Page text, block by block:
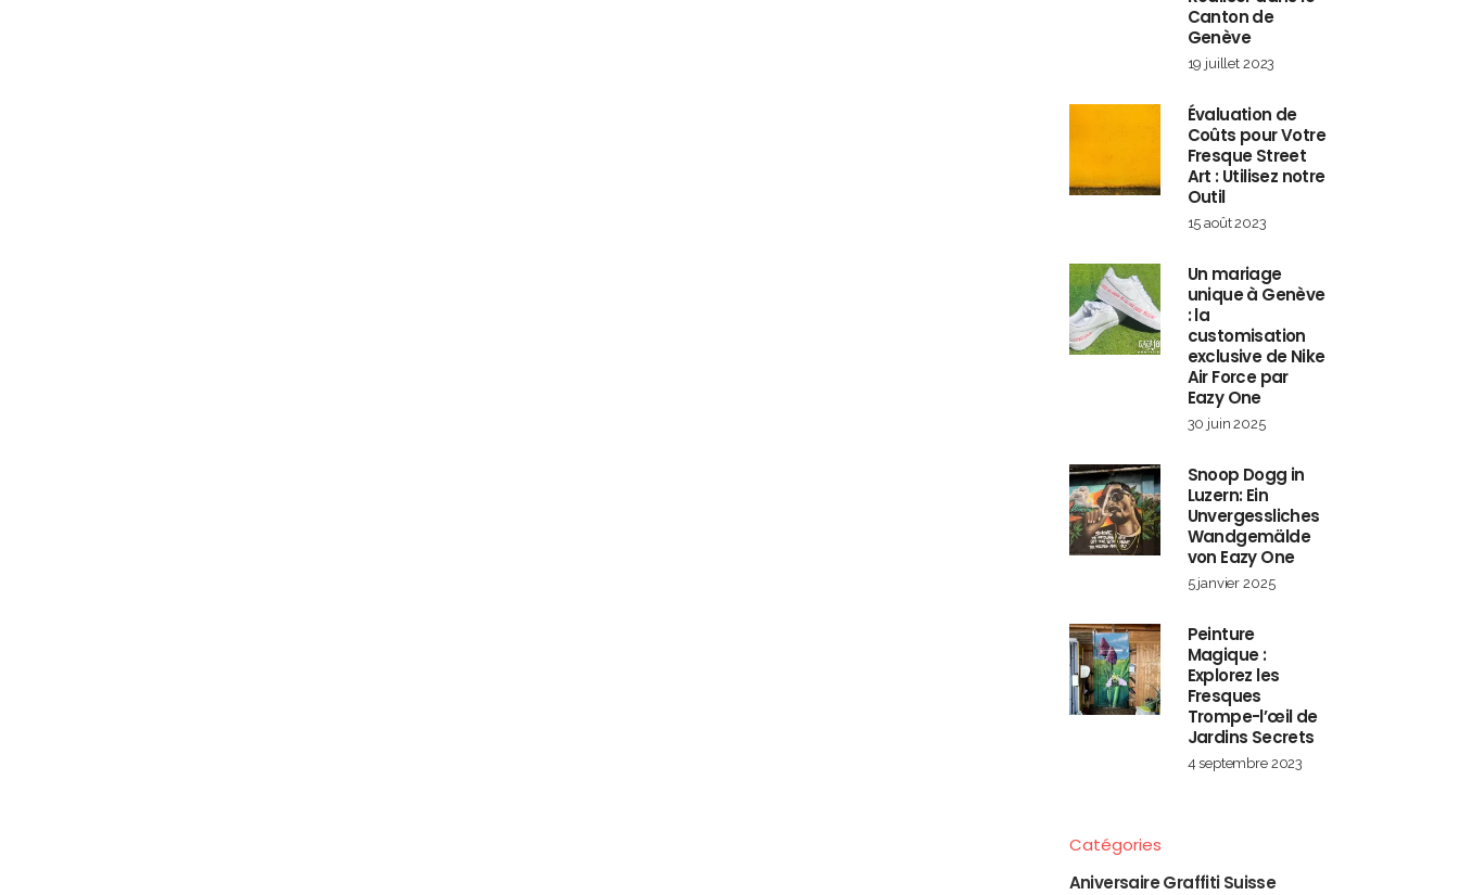
Canton de
Genève
19 juillet 2023
Évaluation de
Coûts pour Votre
Fresque Street
Art : Utilisez notre
Outil
15 août 2023
Un mariage
unique à Genève
: la
customisation
exclusive de Nike
Air Force par
Eazy One
30 juin 2025
Snoop Dogg in
Luzern: Ein
Unvergessliches
Wandgemälde
von Eazy One
5 janvier 2025
Peinture
Magique :
Explorez les
Fresques
Trompe-l’œil de
Jardins Secrets
4 septembre 2023
Catégories
Aniversaire Graffiti Suisse